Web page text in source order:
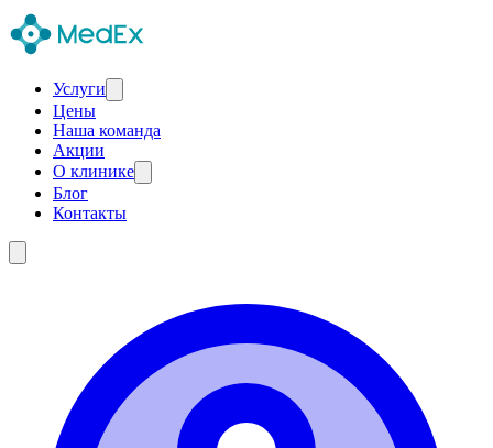
Услуги
Цены
Наша команда
Акции
О клинике
Блог
Контакты